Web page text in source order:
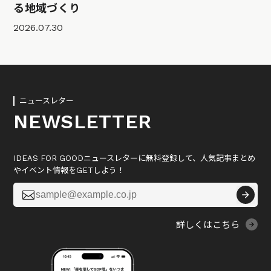
る地域づくり
2026.07.30
ニュースレター
NEWSLETTER
IDEAS FOR GOODニュースレターに無料登録して、人気記事まとめ
やイベント情報をGETしよう！

詳しくはこちら